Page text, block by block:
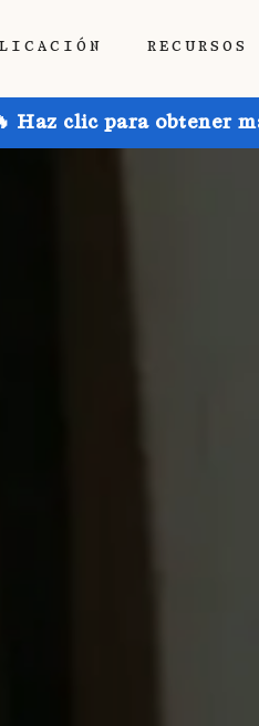
RECURSOS
Haz clic para obtener